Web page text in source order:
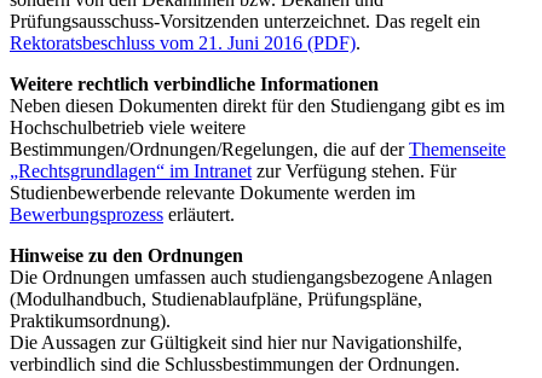
Prüfungsausschuss-Vorsitzenden unterzeichnet. Das regelt ein
Rektoratsbeschluss vom 21. Juni 2016 (PDF).
Weitere rechtlich verbindliche Informationen
Neben diesen Dokumenten direkt für den Studiengang gibt es im
Hochschulbetrieb viele weitere
Bestimmungen/Ordnungen/Regelungen, die auf derThemenseite
„Rechtsgrundlagen“ im Intranet zur Verfügung stehen. Für
Studienbewerbende relevante Dokumente werden im
Bewerbungsprozess erläutert.
Hinweise zu den Ordnungen
Die Ordnungen umfassen auch studiengangsbezogene Anlagen
(Modulhandbuch, Studienablaufpläne, Prüfungspläne,
Praktikumsordnung).
Die Aussagen zur Gültigkeit sind hier nur Navigationshilfe,
verbindlich sind die Schlussbestimmungen der Ordnungen.